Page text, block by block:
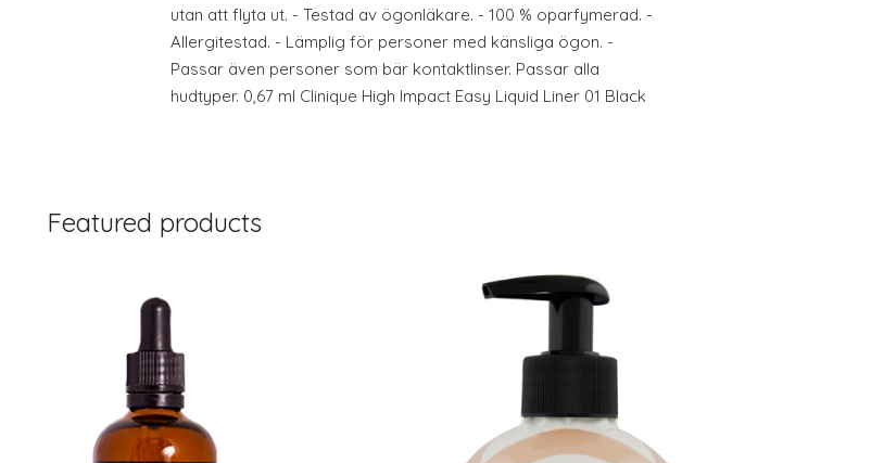
utan att flyta ut. - Testad av ögonläkare. - 100 % oparfymerad. -
Allergitestad. - Lämplig för personer med känsliga ögon. -
Passar även personer som bär kontaktlinser. Passar alla
hudtyper. 0,67 ml Clinique High Impact Easy Liquid Liner 01 Black
Featured products